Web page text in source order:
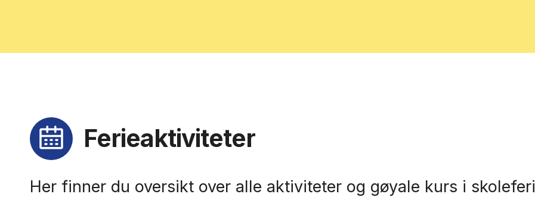
Ferieaktiviteter
Her finner du oversikt over alle aktiviteter og gøyale kurs i